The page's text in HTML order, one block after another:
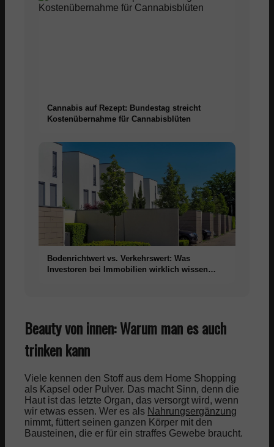
Cannabis auf Rezept: Bundestag streicht
Kostenübernahme für Cannabisblüten
Bodenrichtwert vs. Verkehrswert: Was
Investoren bei Immobilien wirklich wissen
Beauty von innen: Warum man es auch
trinken kann
Viele kennen den Stoff aus dem Home Shopping
als Kapsel oder Pulver. Das macht Sinn, denn die
Haut ist das letzte Organ, das versorgt wird, wenn
wir etwas essen. Wer es als Nahrungsergänzung
nimmt, füttert seinen ganzen Körper mit den
Bausteinen, die er für ein straffes Gewebe braucht.